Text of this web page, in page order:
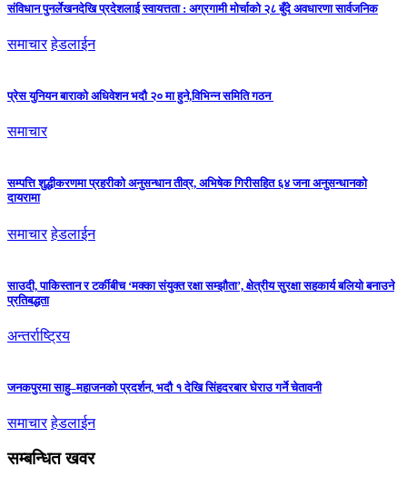
संविधान पुनर्लेखनदेखि प्रदेशलाई स्वायत्तता : अग्रगामी मोर्चाको २८ बुँदे अवधारणा सार्वजनिक
समाचार हेडलाईन
प्रेस युनियन बाराको अधिवेशन भदौ २० मा हुने,विभिन्न समिति गठन
समाचार
सम्पत्ति शुद्धीकरणमा प्रहरीको अनुसन्धान तीव्र, अभिषेक गिरीसहित ६४ जना अनुसन्धानको
दायरामा
समाचार हेडलाईन
साउदी, पाकिस्तान र टर्कीबीच ‘मक्का संयुक्त रक्षा सम्झौता’, क्षेत्रीय सुरक्षा सहकार्य बलियो बनाउने
प्रतिबद्धता
अन्तर्राष्ट्रिय
जनकपुरमा साहु–महाजनको प्रदर्शन, भदौ १ देखि सिंहदरबार घेराउ गर्ने चेतावनी
समाचार हेडलाईन
सम्बन्धित खवर